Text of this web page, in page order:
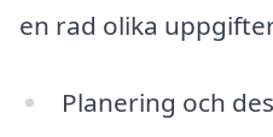
en rad olika
Planering och